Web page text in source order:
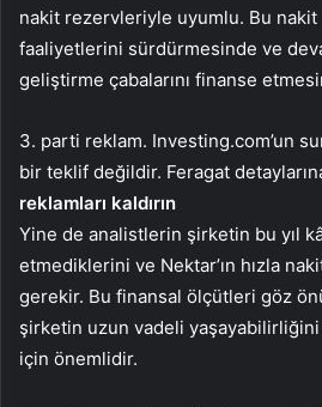
nakit rezervleriyle uyumlu. Bu
faaliyetlerini sürdürmesinde ve
geliştirme çabalarını finanse
3. parti reklam. Investing.com’un
bir teklif değildir. Feragat
reklamları kaldırın
Yine de analistlerin şirketin bu yıl
etmediklerini ve Nektar’ın hızla
gerekir. Bu finansal ölçütleri göz
şirketin uzun vadeli yaşayabilirliğini
için önemlidir.